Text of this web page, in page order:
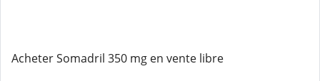
Acheter Somadril 350 mg en vente libre